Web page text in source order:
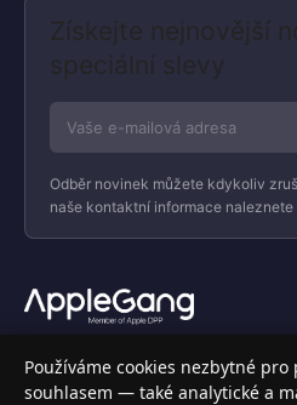
Získejte nejnovější
speciální slevy
Odběr novinek můžete kdykoliv
naše kontaktní informace
Váš specializovaný obchod s Apple
elektronikou. Nakupujte bezpečně
Používáme cookies nezbytné
souhlasem — také analytické a